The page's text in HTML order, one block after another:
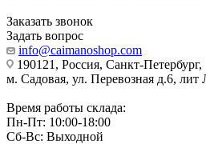
Заказать звонок
Задать вопрос
info@caimanoshop.com
190121, Россия, Санкт-Петербург,
м. Садовая, ул. Перевозная д.6, лит
Время работы склада:
Пн-Пт: 10:00-18:00
Сб-Вс: Выходной